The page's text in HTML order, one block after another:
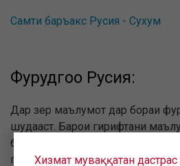
Самти баръакс Русия - Сухум
Фурудгоҳҳо Русия:
Дар зер маълумот дар бораи
шудааст. Барои гирифтани
бораи фурудгоҳ ва дидани лавҳаи
гузаред.Хизмат муваққатан дастрас